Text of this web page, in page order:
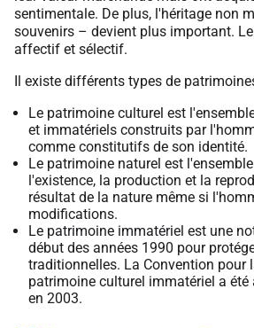
sentimentale. De plus, l'héritage non
souvenirs – devient plus important.
affectif et sélectif.
Il existe différents types de
Le patrimoine culturel est
et immatériels construits par
comme constitutifs de son identité.
Le patrimoine naturel est
l'existence, la production et la
résultat de la nature même si
modifications.
Le patrimoine immatériel est une
début des années 1990 pour
traditionnelles. La Convention pour
patrimoine culturel immatériel a été
en 2003.